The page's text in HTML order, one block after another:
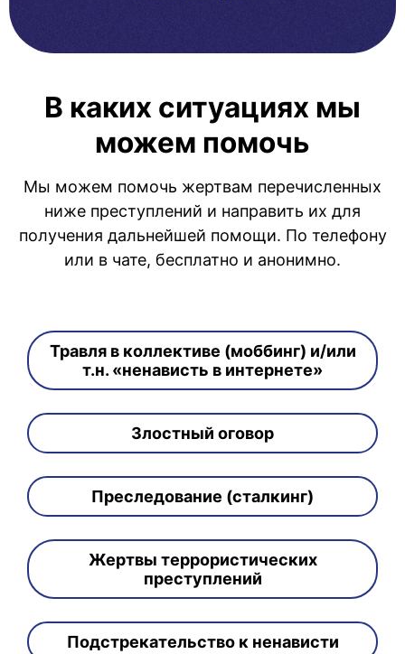
В каких ситуациях мы
можем помочь
Мы можем помочь жертвам перечисленных
ниже преступлений и направить их для
получения дальнейшей помощи. По телефону
или в чате, бесплатно и анонимно.
Травля в коллективе (моббинг) и/или
т.н. «ненависть в интернете»
Злостный оговор
Преследование (сталкинг)
Жертвы террористических
преступлений
Подстрекательство к ненависти